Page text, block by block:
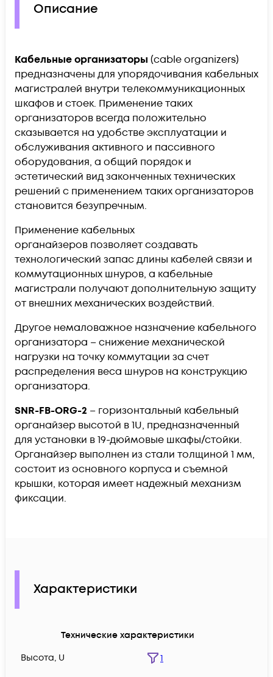
Описание
Кабельные организаторы (cable organizers)
предназначены для упорядочивания кабельных
магистралей внутри телекоммуникационных
шкафов и стоек. Применение таких
организаторов всегда положительно
сказывается на удобстве эксплуатации и
обслуживания активного и пассивного
оборудования, а общий порядок и
эстетический вид законченных технических
решений с применением таких организаторов
становится безупречным.
Применение кабельных
органайзеров позволяет создавать
технологический запас длины кабелей связи и
коммутационных шнуров, а кабельные
магистрали получают дополнительную защиту
от внешних механических воздействий.
Другое немаловажное назначение кабельного
организатора – снижение механической
нагрузки на точку коммутации за счет
распределения веса шнуров на конструкцию
организатора.
SNR-FB-ORG-2​ – горизонтальный кабельный
органайзер высотой в 1U, предназначенный
для установки в 19-дюймовые шкафы/стойки.
Органайзер выполнен из стали толщиной 1 мм,
состоит из основного корпуса и съемной
крышки, которая имеет надежный механизм
фиксации.
Характеристики
Технические характеристики
Высота, U
1